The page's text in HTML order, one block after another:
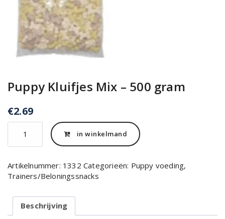
Puppy Kluifjes Mix – 500 gram
€2.69
Puppy
Kluifjes
Mix
500
gram
in winkelmand
Artikelnummer: 1332 Categorieën: Puppy voeding,
Trainers/Beloningssnacks
Beschrijving